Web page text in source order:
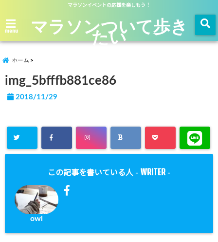
マラソンイベントの応援を楽しもう！
menu マラソンついて歩き
たい
ホーム
img_5bfffb881ce86
2018/11/29
この記事を書いている人 - WRITER -
owl